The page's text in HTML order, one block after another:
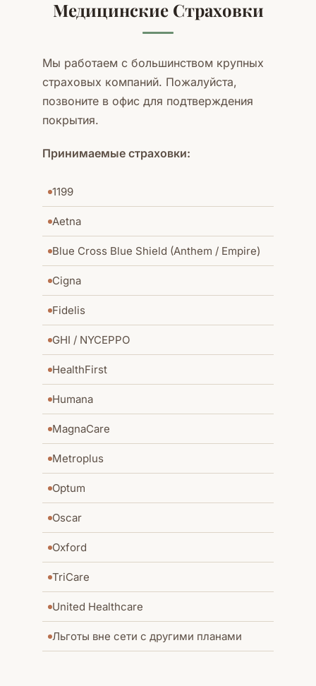
Медицинские Страховки
Мы работаем с большинством крупных
страховых компаний. Пожалуйста,
позвоните в офис для подтверждения
покрытия.
Принимаемые страховки:
1199
Aetna
Blue Cross Blue Shield (Anthem / Empire)
Cigna
Fidelis
GHI / NYCEPPO
HealthFirst
Humana
MagnaCare
Metroplus
Optum
Oscar
Oxford
TriCare
United Healthcare
Льготы вне сети с другими планами